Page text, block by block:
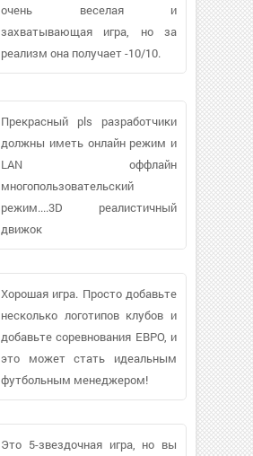
очень веселая и
захватывающая игра, но за
реализм она получает -10/10.
Прекрасный pls разработчики
должны иметь онлайн режим и
LAN оффлайн
многопользовательский
режим....3D реалистичный
движок
Хорошая игра. Просто добавьте
несколько логотипов клубов и
добавьте соревнования ЕВРО, и
это может стать идеальным
футбольным менеджером!
Это 5-звездочная игра, но вы